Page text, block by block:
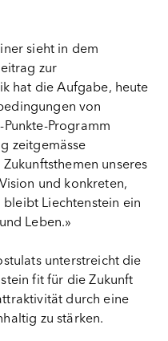
sieht in dem
zur
hat die Aufgabe, heute
von
Programm
zeitgemässe
unseres
und konkreten,
Liechtenstein ein
Leben.»
unterstreicht die
fit für die Zukunft
durch eine
zu stärken.